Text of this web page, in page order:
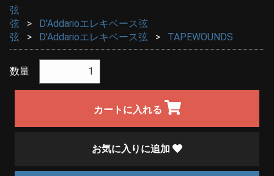
弦
弦
D'Addarioエレキベース弦
弦
D'Addarioエレキベース弦 TAPEWOUNDS
数量
カートに入れる
お気に入りに追加